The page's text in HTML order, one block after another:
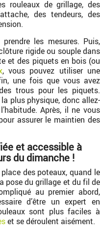
rouleaux de grillage, des
des tendeurs, des
les mesures. Puis,
rigide ou souple dans
et des piquets en bois (ou
, vous pouvez utiliser une
une fois que vous avez
trous pour les piquets.
plus physique, donc allez-
Après, il ne vous
assurer le maintien des
et accessible à
du dimanche !
des poteaux, quand le
pose du grillage et du fil de
au premier abord,
d’être un expert en
sont plus faciles à
et se déroulent aisément.